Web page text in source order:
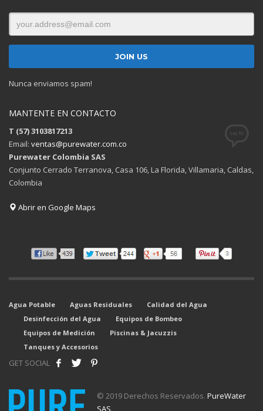
Nunca enviamos spam!
MANTENTE EN CONTACTO
T (57) 3103817213
Email: ventas@purewater.com.co
Purewater Colombia SAS
Conjunto Cerrado Terranova, Casa 106, La Florida, Villamaria, Caldas,
Colombia
Abrir en Google Maps
Agua Potable Aguas Residuales
Calidad del Agua
Desinfección del Agua
Equipos de Bombeo
Equipos de Medición
Piscinas & Jacuzzis
Tanques y Accesorios
GET SOCIAL
© 2019 Derechos Reservados. PureWater
SAS.